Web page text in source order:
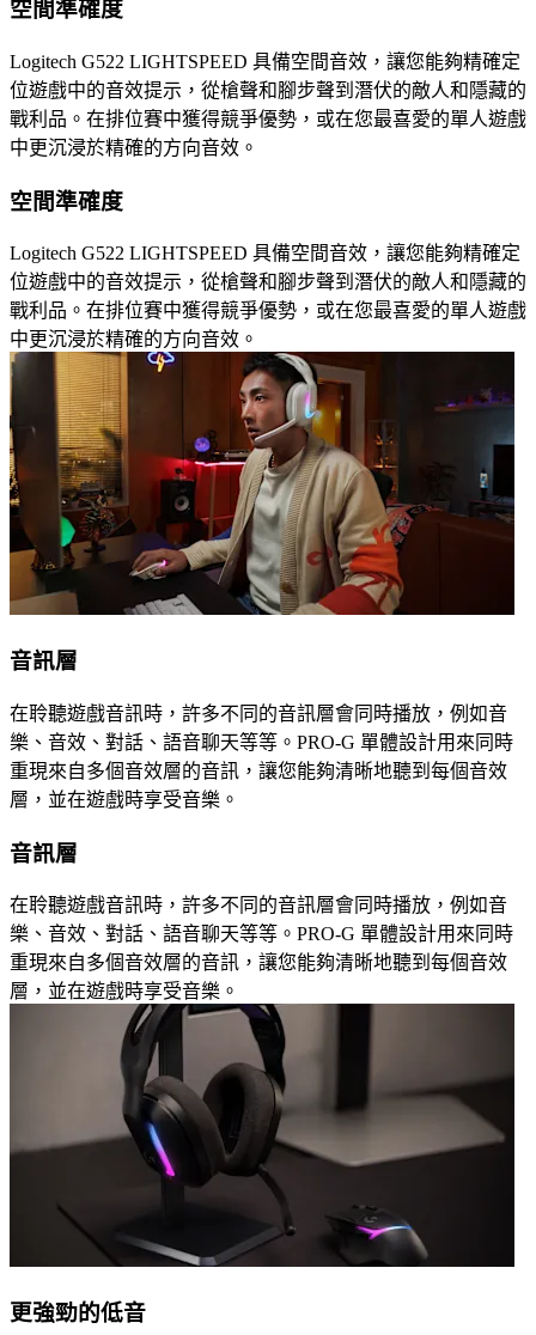
空間準確度
Logitech G522 LIGHTSPEED 具備空間音效，讓您能夠精確定
位遊戲中的音效提示，從槍聲和腳步聲到潛伏的敵人和隱藏的
戰利品。在排位賽中獲得競爭優勢，或在您最喜愛的單人遊戲
中更沉浸於精確的方向音效。
空間準確度
Logitech G522 LIGHTSPEED 具備空間音效，讓您能夠精確定
位遊戲中的音效提示，從槍聲和腳步聲到潛伏的敵人和隱藏的
戰利品。在排位賽中獲得競爭優勢，或在您最喜愛的單人遊戲
中更沉浸於精確的方向音效。
音訊層
在聆聽遊戲音訊時，許多不同的音訊層會同時播放，例如音
樂、音效、對話、語音聊天等等。PRO-G 單體設計用來同時
重現來自多個音效層的音訊，讓您能夠清晰地聽到每個音效
層，並在遊戲時享受音樂。
音訊層
在聆聽遊戲音訊時，許多不同的音訊層會同時播放，例如音
樂、音效、對話、語音聊天等等。PRO-G 單體設計用來同時
重現來自多個音效層的音訊，讓您能夠清晰地聽到每個音效
層，並在遊戲時享受音樂。
更強勁的低音